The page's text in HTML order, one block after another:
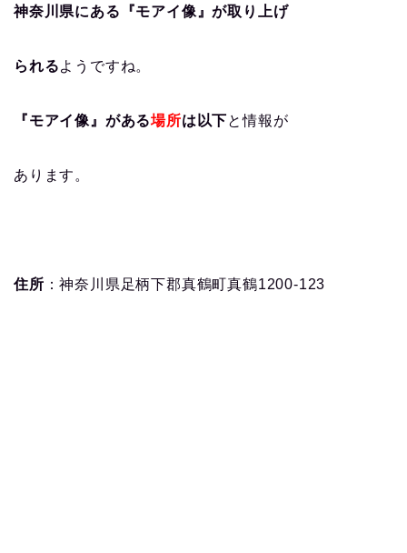
神奈川県にある『モアイ像』が取り上げ
られるようですね。
『モアイ像』がある場所は以下と情報が
あります。
住所 ：神奈川県足柄下郡真鶴町真鶴1200-123